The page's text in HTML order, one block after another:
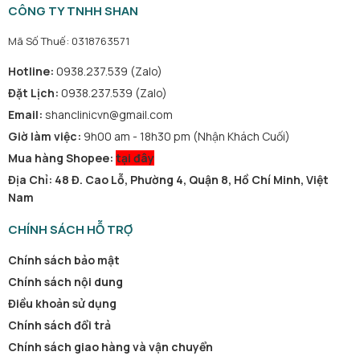
CÔNG TY TNHH SHAN
Mã Số Thuế: 0318763571
Hotline: 0938.237.539 (Zalo)
Đặt Lịch: 0938.237.539 (Zalo)
Email: shanclinicvn@gmail.com
Giờ làm việc: 9h00 am - 18h30 pm (Nhận Khách Cuối)
Mua hàng Shopee: tại đây
Địa Chỉ: 48 Đ. Cao Lỗ, Phường 4, Quận 8, Hồ Chí Minh, Việt
Nam
CHÍNH SÁCH HỖ TRỢ
Chính sách bảo mật
Chính sách nội dung
Điều khoản sử dụng
Chính sách đổi trả
Chính sách giao hàng và vận chuyển